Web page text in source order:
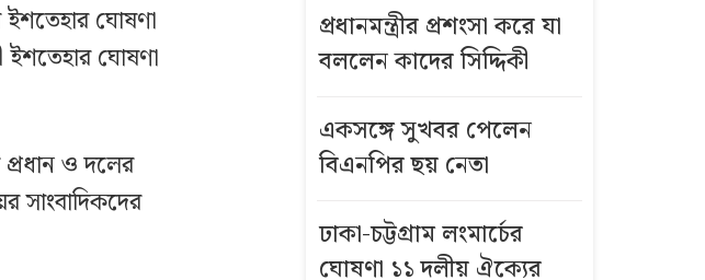
ইশতেহার ঘোষণা
ইশতেহার ঘোষণা
প্রধান ও দলের
সাংবাদিকদের
কর্তৃপক্ষ
সামনেই
ইউএনওর
মোবাইল চুরি
অন্তত ২০ ছাত্রীর
প্রধানমন্ত্রীর প্রশংসা করে যা
বললেন কাদের সিদ্দিকী
একসঙ্গে সুখবর পেলেন
বিএনপির ছয় নেতা
ঢাকা-চট্টগ্রাম লংমার্চের
ঘোষণা ১১ দলীয় ঐক্যের